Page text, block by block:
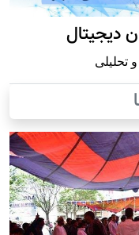
دیجیتال
تحلیلی